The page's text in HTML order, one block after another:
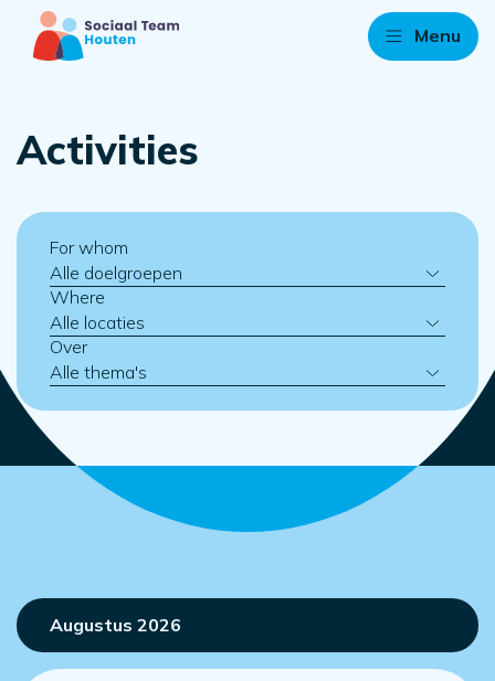
Menu
Activities
For whom
Where
Over
Augustus 2026